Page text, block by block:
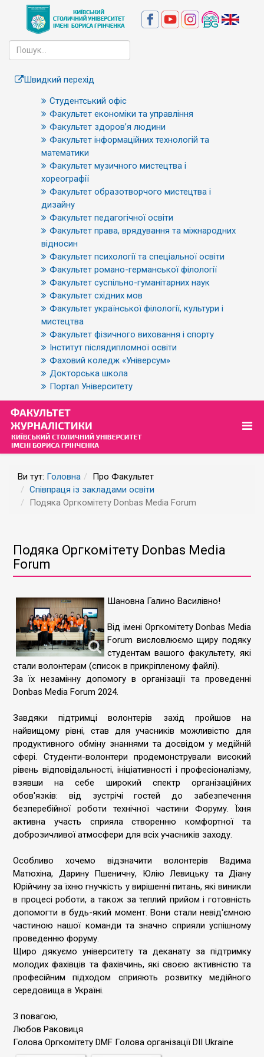
Швидкий перехід
Студентський офіс
Факультет економіки та управління
Факультет здоров’я людини
Факультет інформаційних технологій та
математики
Факультет музичного мистецтва і
хореографії
Факультет образотворчого мистецтва і
дизайну
Факультет педагогічної освіти
Факультет права, врядування та міжнародних
відносин
Факультет психології та спеціальної освіти
Факультет романо-германської філології
Факультет суспільно-гуманітарних наук
Факультет східних мов
Факультет української філології, культури і
мистецтва
Факультет фізичного виховання і спорту
Інститут післядипломної освіти
Фаховий коледж «Універсум»
Докторська школа
Портал Університету
Ви тут: Головна
Про Факультет
Співпраця із закладами освіти
Подяка Оргкомітету Donbas Media Forum
Подяка Оргкомітету Donbas Media
Forum
Шановна Галино Василівно!
Від імені Оргкомітету Donbas Media
Forum висловлюємо щиру подяку
студентам вашого факультету, які
стали волонтерам (список в прикріпленому файлі).
За їх незамінну допомогу в організації та проведенні
Donbas Media Forum 2024.
Завдяки підтримці волонтерів захід пройшов на
найвищому рівні, став для учасників можливістю для
продуктивного обміну знаннями та досвідом у медійній
сфері. Студенти-волонтери продемонстрували високий
рівень відповідальності, ініціативності і професіоналізму,
взявши на себе широкий спектр організаційних
обов'язків: від зустрічі гостей до забезпечення
безперебійної роботи технічної частини Форуму. Їхня
активна участь сприяла створенню комфортної та
доброзичливої атмосфери для всіх учасників заходу.
Особливо хочемо відзначити волонтерів Вадима
Матюхіна, Дарину Пшеничну, Юлію Левицьку та Діану
Юрійчину за їхню гнучкість у вирішенні питань, які виникли
в процесі роботи, а також за теплий прийом і готовність
допомогти в будь-який момент. Вони стали невід'ємною
частиною нашої команди та значно сприяли успішному
проведенню форуму.
Щиро дякуємо університету та деканату за підтримку
молодих фахівців та фахівчинь, які своєю активністю та
професійним підходом сприяють розвитку медійного
середовища в Україні.
З повагою,
Любов Раковиця
Голова Оргкомітету DMF Голова організації DII Ukraine